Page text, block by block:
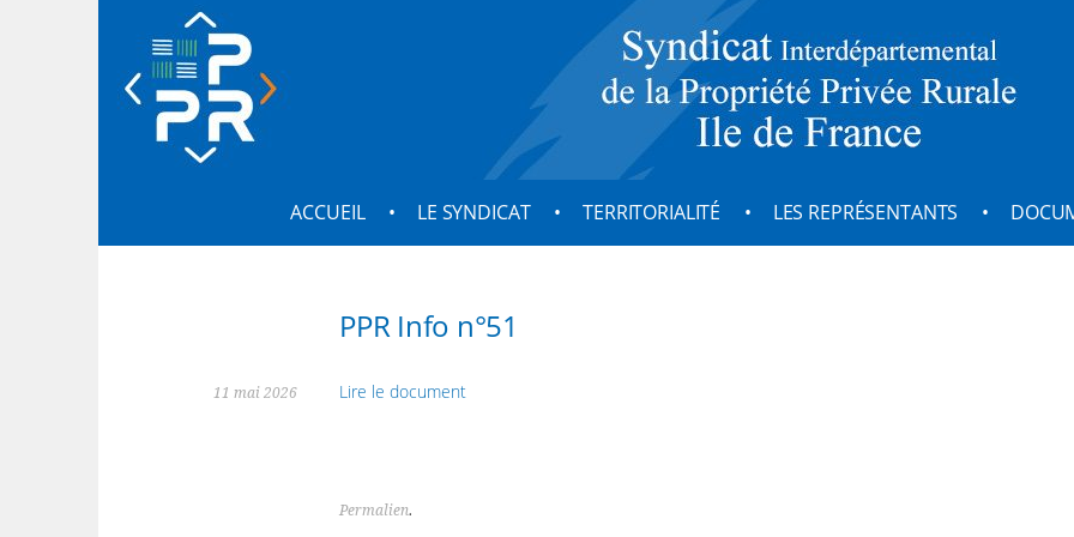
contenu
principal Syndicat interdépartemental de la Propriété
SIPPR Ile de France
ACCUEIL LE SYNDICAT TERRITORIALITÉ LES REPRÉSENTANTS
PPR Info n°51
11 mai 2026 Lire le document
Permalien.